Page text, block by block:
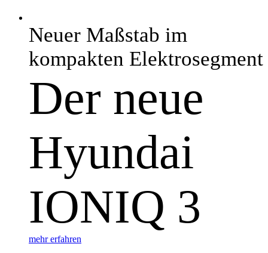
Neuer Maßstab im
kompakten Elektrosegment
Der neue
Hyundai
IONIQ 3
mehr erfahren